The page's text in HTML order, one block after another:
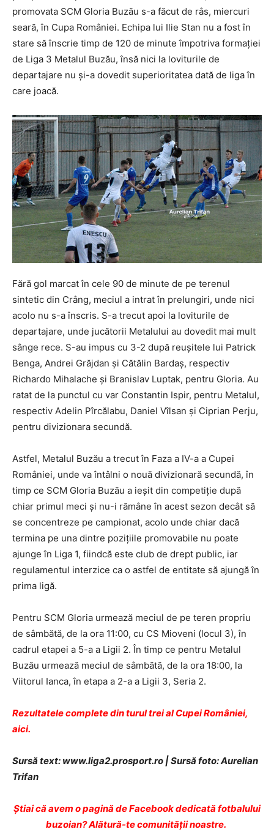
promovata SCM Gloria Buzău s-a făcut de râs, miercuri
seară, în Cupa României. Echipa lui Ilie Stan nu a fost în
stare să înscrie timp de 120 de minute împotriva formaţiei
de Liga 3 Metalul Buzău, însă nici la loviturile de
departajare nu şi-a dovedit superioritatea dată de liga în
care joacă.
Fără gol marcat în cele 90 de minute de pe terenul
sintetic din Crâng, meciul a intrat în prelungiri, unde nici
acolo nu s-a înscris. S-a trecut apoi la loviturile de
departajare, unde jucătorii Metalului au dovedit mai mult
sânge rece. S-au impus cu 3-2 după reuşitele lui Patrick
Benga, Andrei Grăjdan şi Cătălin Bardaş, respectiv
Richardo Mihalache şi Branislav Luptak, pentru Gloria. Au
ratat de la punctul cu var Constantin Ispir, pentru Metalul,
respectiv Adelin Pîrcălabu, Daniel Vîlsan şi Ciprian Perju,
pentru divizionara secundă.
Astfel, Metalul Buzău a trecut în Faza a IV-a a Cupei
României, unde va întâlni o nouă divizionară secundă, în
timp ce SCM Gloria Buzău a ieşit din competiţie după
chiar primul meci şi nu-i rămâne în acest sezon decât să
se concentreze pe campionat, acolo unde chiar dacă
termina pe una dintre poziţiile promovabile nu poate
ajunge în Liga 1, fiindcă este club de drept public, iar
regulamentul interzice ca o astfel de entitate să ajungă în
prima ligă.
Pentru SCM Gloria urmează meciul de pe teren propriu
de sâmbătă, de la ora 11:00, cu CS Mioveni (locul 3), în
cadrul etapei a 5-a a Ligii 2. În timp ce pentru Metalul
Buzău urmează meciul de sâmbătă, de la ora 18:00, la
Viitorul Ianca, în etapa a 2-a a Ligii 3, Seria 2.
Rezultatele complete din turul trei al Cupei României,
aici.
Sursă text: www.liga2.prosport.ro | Sursă foto: Aurelian
Trifan
Ştiai că avem o pagină de Facebook dedicată fotbalului
buzoian? Alătură-te comunității noastre.